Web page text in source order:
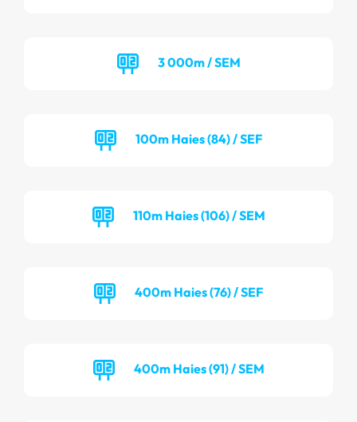
3 000m / SEM
100m Haies (84) / SEF
110m Haies (106) / SEM
400m Haies (76) / SEF
400m Haies (91) / SEM